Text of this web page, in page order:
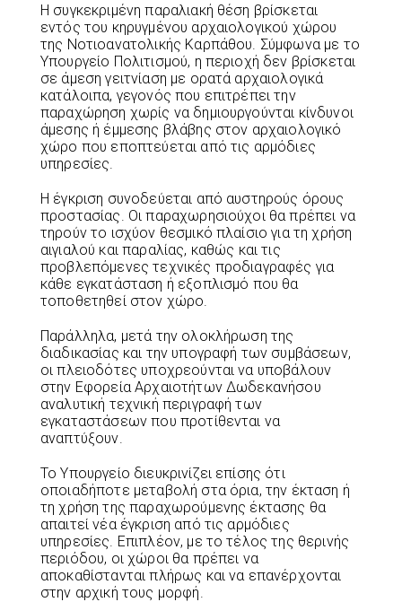
Η συγκεκριμένη παραλιακή θέση βρίσκεται
εντός του κηρυγμένου αρχαιολογικού χώρου
της Νοτιοανατολικής Καρπάθου. Σύμφωνα με το
Υπουργείο Πολιτισμού, η περιοχή δεν βρίσκεται
σε άμεση γειτνίαση με ορατά αρχαιολογικά
κατάλοιπα, γεγονός που επιτρέπει την
παραχώρηση χωρίς να δημιουργούνται κίνδυνοι
άμεσης ή έμμεσης βλάβης στον αρχαιολογικό
χώρο που εποπτεύεται από τις αρμόδιες
υπηρεσίες.
Η έγκριση συνοδεύεται από αυστηρούς όρους
προστασίας. Οι παραχωρησιούχοι θα πρέπει να
τηρούν το ισχύον θεσμικό πλαίσιο για τη χρήση
αιγιαλού και παραλίας, καθώς και τις
προβλεπόμενες τεχνικές προδιαγραφές για
κάθε εγκατάσταση ή εξοπλισμό που θα
τοποθετηθεί στον χώρο.
Παράλληλα, μετά την ολοκλήρωση της
διαδικασίας και την υπογραφή των συμβάσεων,
οι πλειοδότες υποχρεούνται να υποβάλουν
στην Εφορεία Αρχαιοτήτων Δωδεκανήσου
αναλυτική τεχνική περιγραφή των
εγκαταστάσεων που προτίθενται να
αναπτύξουν.
Το Υπουργείο διευκρινίζει επίσης ότι
οποιαδήποτε μεταβολή στα όρια, την έκταση ή
τη χρήση της παραχωρούμενης έκτασης θα
απαιτεί νέα έγκριση από τις αρμόδιες
υπηρεσίες. Επιπλέον, με το τέλος της θερινής
περιόδου, οι χώροι θα πρέπει να
αποκαθίστανται πλήρως και να επανέρχονται
στην αρχική τους μορφή.